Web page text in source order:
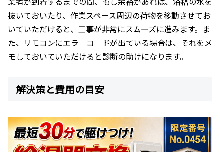
抜いておいたり、作業スペース周辺の荷物を移動させてお
いていただけると、工事が非常にスムーズに進みます。ま
た、リモコンにエラーコードが出ている場合は、それをメ
モしておいていただけると診断の助けになります。
解決策と費用の目安